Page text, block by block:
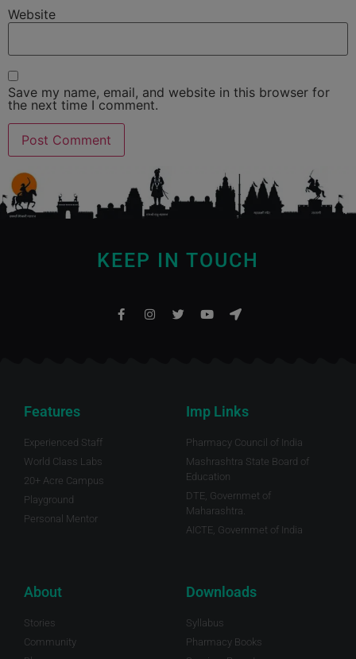
Website
Save my name, email, and website in this browser for
the next time I comment.
KEEP IN TOUCH
Features
Experienced Staff
World Class Labs
20+ Acre Campus
Playground
Personal Mentor
Imp Links
Pharmacy Council of India
Mashrashtra State Board of
Education
DTE, Governmet of
Maharashtra.
AICTE, Governmet of India
About
Stories
Community
Downloads
Syllabus
Pharmacy Books